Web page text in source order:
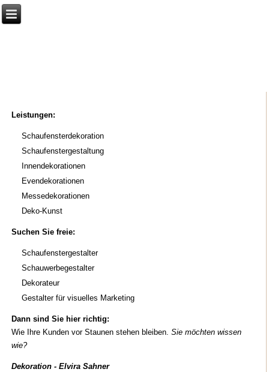
Leistungen:
Schaufensterdekoration
Schaufenstergestaltung
Innendekorationen
Evendekorationen
Messedekorationen
Deko-Kunst
Suchen Sie freie:
Schaufenstergestalter
Schauwerbegestalter
Dekorateur
Gestalter für visuelles Marketing
Dann sind Sie hier richtig:
Wie Ihre Kunden vor Staunen stehen bleiben.Sie möchten wissen
wie?
Dekoration - Elvira Sahner